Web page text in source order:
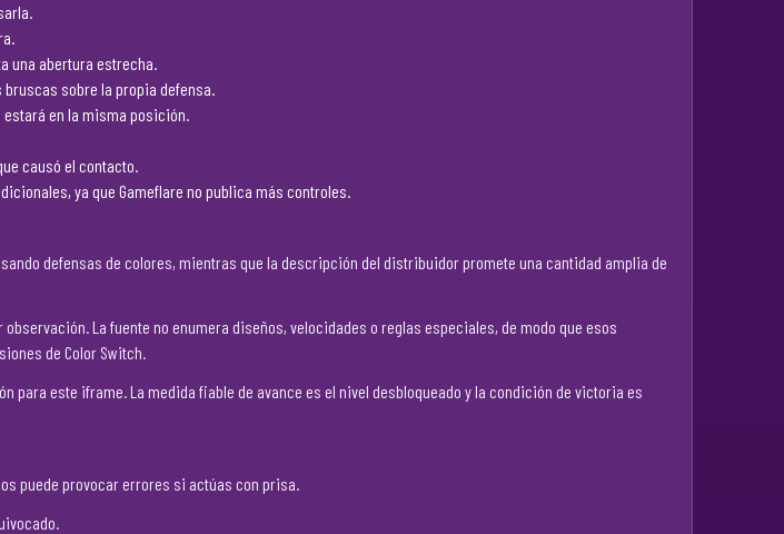
una abertura estrecha.
sobre la propia defensa.
estará en la misma posición.
causó el contacto.
ya que Gameflare no publica más controles.
defensas de colores, mientras que la descripción del distribuidor promete una cantidad amplia de
La fuente no enumera diseños, velocidades o reglas especiales, de modo que esos
de Color Switch.
este iframe. La medida fiable de avance es el nivel desbloqueado y la condición de victoria es
puede provocar errores si actúas con prisa.